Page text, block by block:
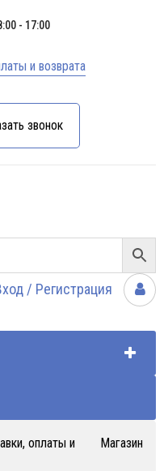
- 17:00
и возврата
звонок
/ Регистрация
оплаты и
Магазин